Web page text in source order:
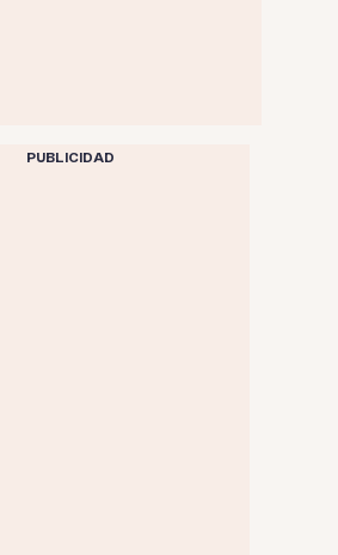
PUBLICIDAD